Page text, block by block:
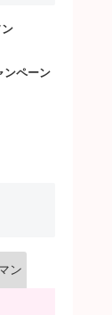
ン
ンペーン
ン